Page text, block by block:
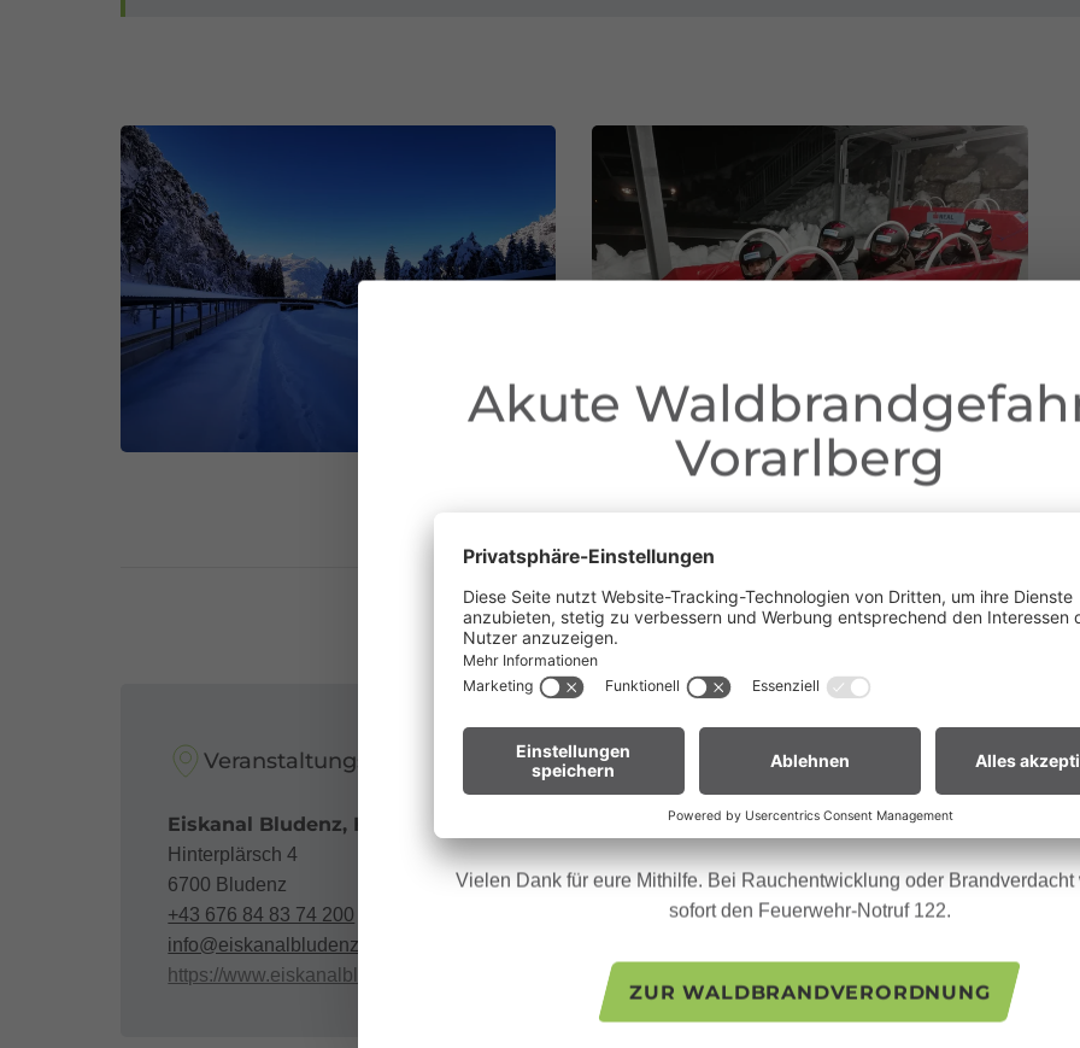
Veranstaltungsort
Eiskanal Bludenz, Hinterplärsch 4
Hinterplärsch 4
6700 Bludenz
+43 676 84 83 74 200
info@eiskanalbludenz.at
https://www.eiskanalbludenz.at
Veranstalter
Eiskanal Bludenz
Hinterplärsch 4
6700 Bludenz
+43 676 84 83 74 200
https://
Akute
Vorarlberg
aufgrund der anhaltenden Trockenheit gilt in
Waldbrandverordnung
Waldnähe und in Uferzonen streng verboten.
Wir bitten euch um erhöhte Aufmerksamkeit und einen besonders
Umgang mit der Natur.
Hinweis für Biker:innen:
Gras. Heiße Bremsscheiben können trockenes Gras
Vielen Dank für eure Mithilfe. Bei Rauchentwicklung oder Brandverdacht
sofort den Feuerwehr-Notruf 122.
ZUR WALDBRANDVERORDNUNG